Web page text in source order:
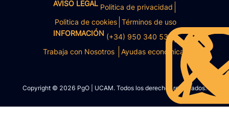
AVISO LEGAL Politica de privacidad
Politica de cookies Términos de uso
INFORMACIÓN (+34) 950 340 531
Trabaja con Nosotros
Ayudas económicas
Copyright © 2026 PgO | UCAM. Todos los derechos reservados.